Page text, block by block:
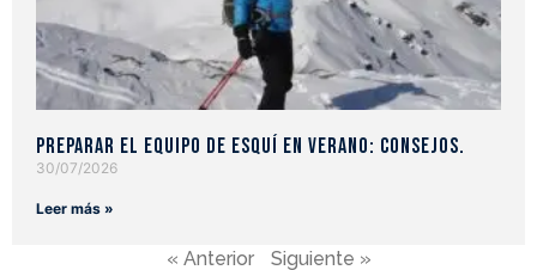
Preparar el equipo de esquí en verano: consejos.
30/07/2026
Leer más »
« Anterior Siguiente »